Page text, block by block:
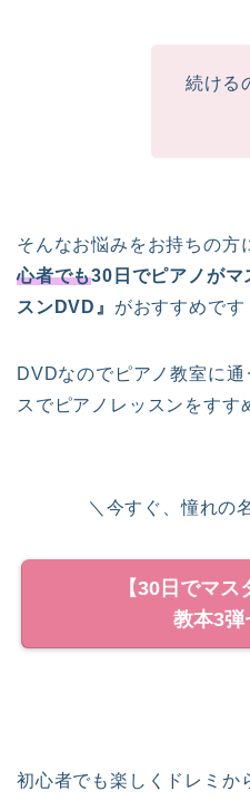
続ける
そんなお悩みをお持ちの方
心者でも30日でピアノがマ
スンDVD』 がおすすめです
DVDなのでピアノ教室に
スでピアノレッスンをすす
＼今すぐ、憧れの
【30日でマ
教本3弾
初心者でも楽しくドレミか